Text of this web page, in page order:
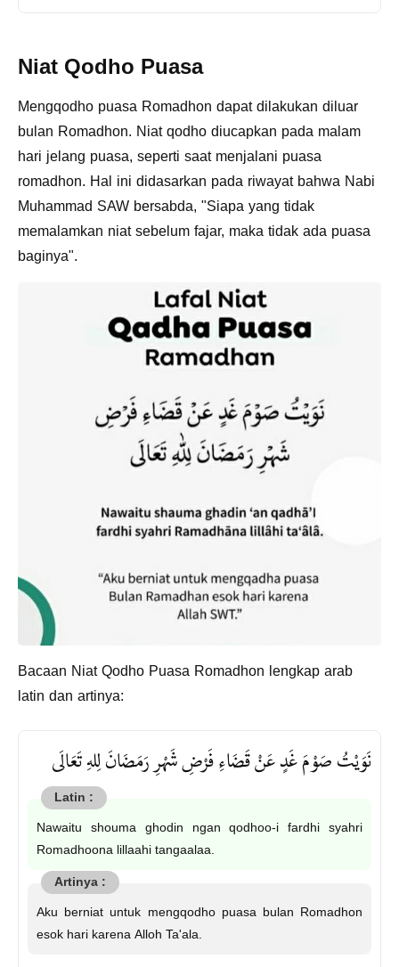
Niat Qodho Puasa
Mengqodho puasa Romadhon dapat dilakukan diluar
bulan Romadhon. Niat qodho diucapkan pada malam
hari jelang puasa, seperti saat menjalani puasa
romadhon. Hal ini didasarkan pada riwayat bahwa Nabi
Muhammad SAW bersabda, "Siapa yang tidak
memalamkan niat sebelum fajar, maka tidak ada puasa
baginya".
Bacaan Niat Qodho Puasa Romadhon lengkap arab
latin dan artinya:
نَوَيْتُ صَوْمَ غَدٍ عَنْ قَضَاءِ فَرْضِ شَهْرِ رَمَضَانَ لِلهِ تَعَالَى
Nawaitu shouma ghodin ngan qodhoo-i fardhi syahri
Romadhoona lillaahi tangaalaa.
Aku berniat untuk mengqodho puasa bulan Romadhon
esok hari karena Alloh Ta'ala.